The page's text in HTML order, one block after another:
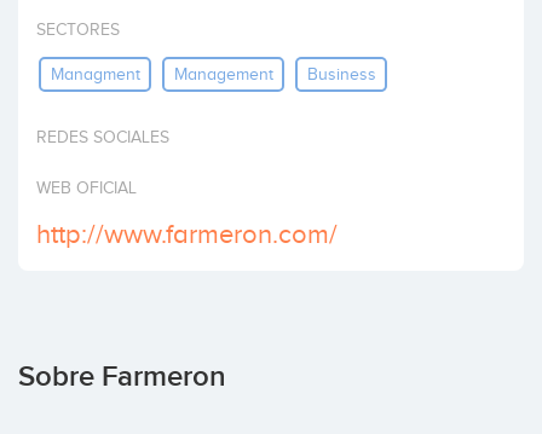
Invertir
SECTORES
Managment Management Business
REDES SOCIALES
WEB OFICIAL
http://www.farmeron.com/
Sobre Farmeron